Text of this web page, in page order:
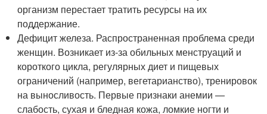
организм перестает тратить ресурсы на их
поддержание.
Дефицит железа. Распространенная проблема среди
женщин. Возникает из-за обильных менструаций и
короткого цикла, регулярных диет и пищевых
ограничений (например, вегетарианство), тренировок
на выносливость. Первые признаки анемии —
слабость, сухая и бледная кожа, ломкие ногти и